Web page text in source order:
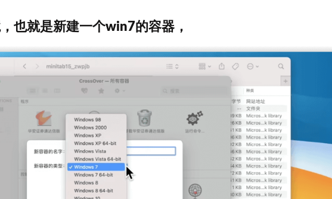
也就是新建一个win7的容器，